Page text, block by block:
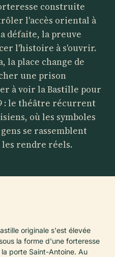
construite
l'accès oriental à
défaite, la preuve
l'histoire à s'ouvrir.
la place change de
une prison
à voir la Bastille pour
: le théâtre récurrent
où les symboles
se rassemblent
les rendre réels.
originale s'est élevée
la forme d'une forteresse
porte Saint-Antoine. Au